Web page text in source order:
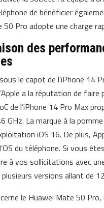
de bénéficier
50 Pro adopte une charge
des
le capot de l’iPhone 14
a la réputation de
de l’iPhone 14 Pro Max
GHz. La marque à la
iOS 16. De plus,
du téléphone. Si vous
à vos sollicitations avec
plusieurs versions allant de
le Huawei Mate 50